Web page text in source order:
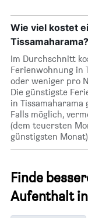
Wie viel kostet
Tissamaharama?
Im Durchschnitt
Ferienwohnung in
oder weniger pro
Die günstigste
in Tissamaharama
Falls möglich,
(dem teuersten
günstigsten
Finde
Aufenthalt